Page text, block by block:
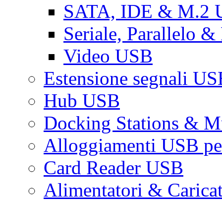
SATA, IDE & M.2
Seriale, Parallelo &
Video USB
Estensione segnali
Hub USB
Docking Stations &
Alloggiamenti USB
Card Reader USB
Alimentatori &